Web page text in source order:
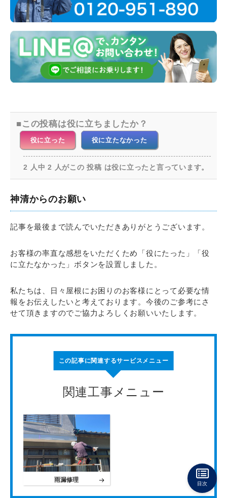
この投稿は役に立ちましたか？
役に立った 役に立たなかった
2 人中 2 人がこの 投稿 は役に立ったと言っています。
神清からのお願い
記事を最後まで読んでいただきありがとうございます。
お客様の率直な感想をいただくため「役にたった」「役
に立たなかった」ボタンを設置しました。
私たちは、日々屋根にお困りのお客様にとって必要な情
報をお伝えしたいと考えております。今後のご参考にさ
せて頂きますのでご協力よろしくお願いいたします。
この記事に関連するサービスメニュー
関連工事メニュー
雨漏修理
目次